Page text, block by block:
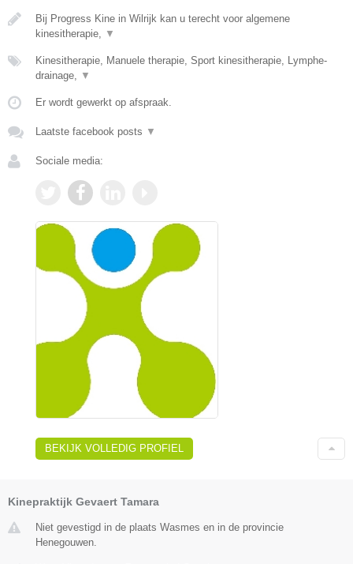
Bij Progress Kine in Wilrijk kan u terecht voor algemene
kinesitherapie,
▼
Kinesitherapie, Manuele therapie, Sport kinesitherapie, Lymphe-
drainage,
▼
Er wordt gewerkt op afspraak.
Laatste facebook posts ▼
Sociale media:
BEKIJK VOLLEDIG PROFIEL
Kinepraktijk Gevaert Tamara
Niet gevestigd in de plaats Wasmes en in de provincie
Henegouwen.